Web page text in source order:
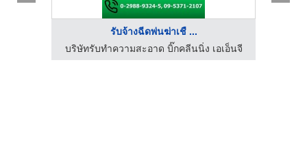
รับจ้างฉีดพ่นฆ่าเชื ...
บริษัทรับทำความสะอาด บิ๊กคลีนนิ่ง เอเอ็นจี